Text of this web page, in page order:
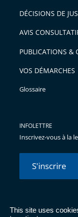
This site uses
pour
avant
DÉCISIONS DE
AVIS
PUBLICATIONS &
VOS DÉMARCHES
Glossaire
INFOLETTRE
Inscrivez-vous à la
S'inscrire